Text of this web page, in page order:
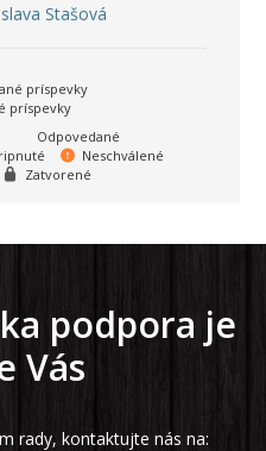
Stašová
príspevky
príspevky
Odpovedané
Neschválené
Zatvorené
podpora je
Vás
rady, kontaktujte nás na: